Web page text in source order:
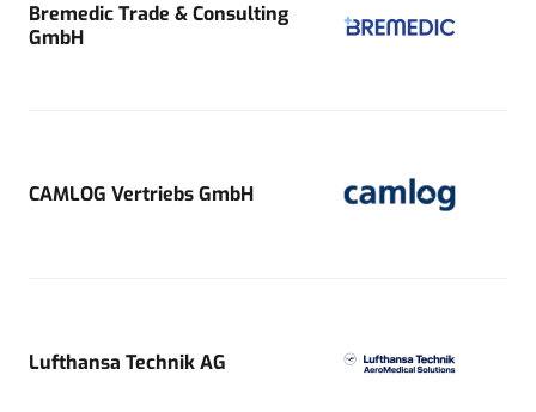
Bremedic Trade & Consulting
GmbH
CAMLOG Vertriebs GmbH
Lufthansa Technik AG